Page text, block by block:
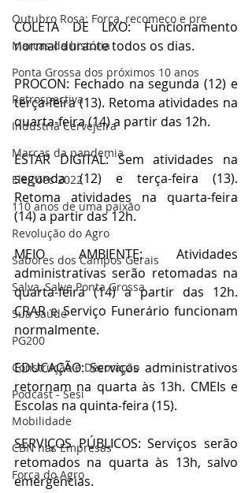
Outubro Rosa: Força, recomeço e pre
Marcas da história
Ponta Grossa dos próximos 10 anos
Retrospectiva
Indústria Cervejeira
Marcas da pandemia
Eleições 2022
110 anos de uma paixão
Revolução do Agro
Sabores dos Campos Gerais
Salva, Salve Ponta Grossa
Sua saúde
PG200
Construção e Decoração
Podcast - Sesi
Mobilidade
CBN nas Empresas
Força do Agro
COLETA DE LIXO: Funcionamento
normal durante todos os dias.
PROCON: Fechado na segunda (12) e
terça-feira (13). Retoma atividades na
quarta-feira (14) a partir das 12h.
ESTAR DIGITAL: Sem atividades na
segunda (12) e terça-feira (13).
Retoma atividades na quarta-feira
(14) a partir das 12h.
MEIO AMBIENTE: Atividades
administrativas serão retomadas na
quarta-feira (14) a partir das 12h.
CRAR e Serviço Funerário funcionam
normalmente.
EDUCAÇÃO: Serviços administrativos
retornam na quarta às 13h. CMEIs e
Escolas na quinta-feira (15).
SERVIÇOS PÚBLICOS: Serviços serão
retomados na quarta às 13h, salvo
emergências.